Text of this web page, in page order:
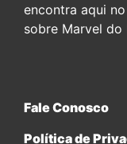
encontra aqui
sobre Marvel do
Fale Conosco
Política de